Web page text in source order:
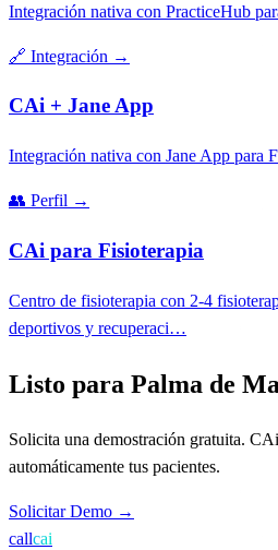
Integración nativa con PracticeHub
🔗 Integración →
CAi + Jane App
Integración nativa con Jane App para
👥 Perfil →
CAi para Fisioterapia
Centro de fisioterapia con 2-4
deportivos y recuperaci…
Listo para Palma de
Solicita una demostración gratuita.
automáticamente tus pacientes.
Solicitar Demo →
callcai